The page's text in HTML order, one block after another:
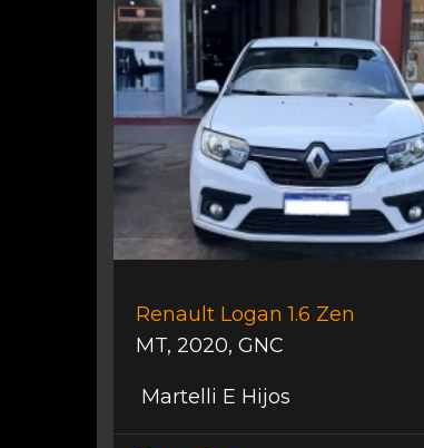
Renault Logan 1.6 Zen
MT, 2020, GNC
Martelli E Hijos